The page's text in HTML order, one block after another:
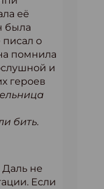
её
была
писал о
помнила
и
героев
бить.
Даль не
Если